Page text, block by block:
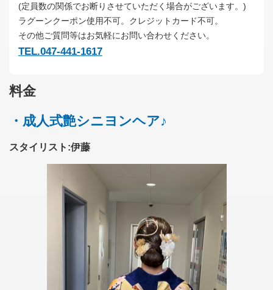
(定員数の関係でお断りさせていただく場合がございます。)
ラグーンクーポン使用不可。クレジットカード不可。
その他ご質問等はお気軽にお問い合わせください。
TEL.047-441-1617
料金
・成人式艶シニヨンヘア♪
スタイリスト:伊藤